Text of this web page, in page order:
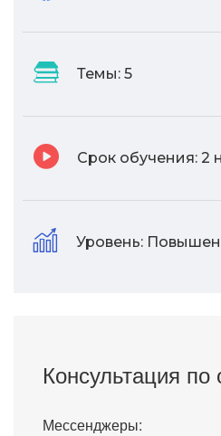
Темы: 5
Срок обучения: 2
Уровень:
Консультация
Мессенджеры: